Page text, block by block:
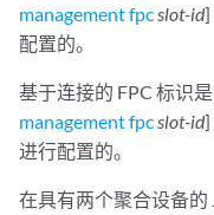
managementfpc slot-id]
配置的。
基于连接的 FPC 标识
managementfpc slot-id]
进行配置的。
在具有两个聚合设备的